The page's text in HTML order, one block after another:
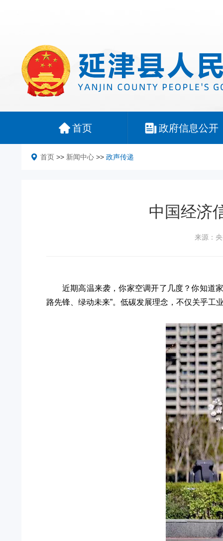
首页 政府信息公开
首页 >> 新闻中心 >> 政声传递
中国经济
来源：
近期高温来袭，你家空调开了几度？你知道
路先锋、绿动未来”。低碳发展理念，不仅关乎工